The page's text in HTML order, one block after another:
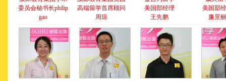
委员会秘书长philip
gao
高端留学首席顾问
周琼
美国部经理
王先鹏
美国部
廉景丽